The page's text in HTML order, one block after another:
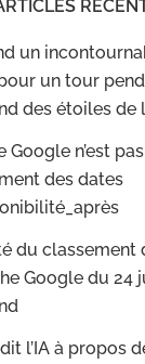
un
un tour
des étoiles de
Google n’est
des dates
du classement
Google du 24
l’IA à propos